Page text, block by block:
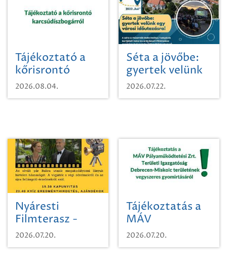
Tájékoztató a
kőrisrontó
karcsúdíszbogárról
2026.08.04.
Séta a jövőbe:
gyertek velünk
egy városi
időutazásra!
2026.07.22.
Nyáresti
Filmterasz -
Beugró a
Paradicsomba
2026.07.20.
Tájékoztatás a
MÁV
Pályaműködtetési
Zrt. Területi
2026.07.20.